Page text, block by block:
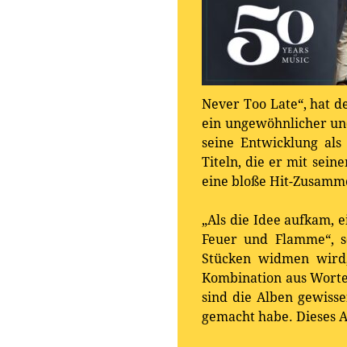
Never Too Late“, hat
ein ungewöhnlicher
seine Entwicklung
Titeln, die er mit
eine bloße Hit-
„Als die Idee aufkam,
Feuer und Flamme“,
Stücken widmen
Kombination aus
sind die Alben
gemacht habe. Dieses